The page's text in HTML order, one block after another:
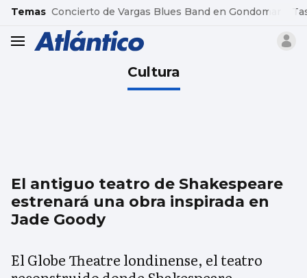
common.go-to-content
Temas Concierto de Vargas Blues Band en Gondomar
header.menu.open
Cultura
El antiguo teatro de Shakespeare
estrenará una obra inspirada en
Jade Goody
El Globe Theatre londinense, el teatro